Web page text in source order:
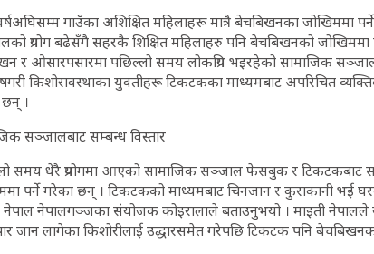
गाउँका अशिक्षित महिलाहरू मात्रै बेचबिखनका जोखिममा
प्रयोग बढेसँगै सहरकै शिक्षित महिलाहरु पनि बेचबिखनको जोखिममा
र ओसारपसारमा पछिल्लो समय लोकप्रिय भइरहेको सामाजिक
किशोरावस्थाका युवतीहरू टिकटकका माध्यमबाट अपरिचित
।
सञ्जालबाट सम्बन्ध विस्तार
समय धेरै प्रयोगमा आएको सामाजिक सञ्जाल फेसबुक र टिकटकबाट
पर्ने गरेका छन् । टिकटकको माध्यमबाट चिनजान र कुराकानी भई
नेपाल नेपालगञ्जका संयोजक कोइरालाले बताउनुभयो । माइती
जान लागेका किशोरीलाई उद्धारसमेत गरेपछि टिकटक पनि